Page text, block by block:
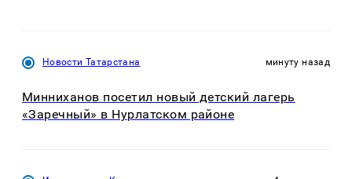
Новости Татарстана минуту назад
Минниханов посетил новый детский лагерь
«Заречный» в Нурлатском районе